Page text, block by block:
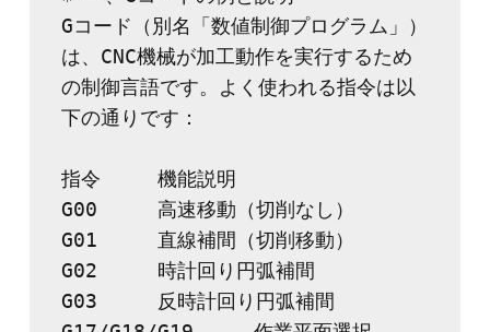
Gコード（別名「数値制御プログラム」）
は、CNC機械が加工動作を実行するため
の制御言語です。よく使われる指令は以
下の通りです：
指令	機能説明
G00	高速移動（切削なし）
G01	直線補間（切削移動）
G02	時計回り円弧補間
G03	反時計回り円弧補間